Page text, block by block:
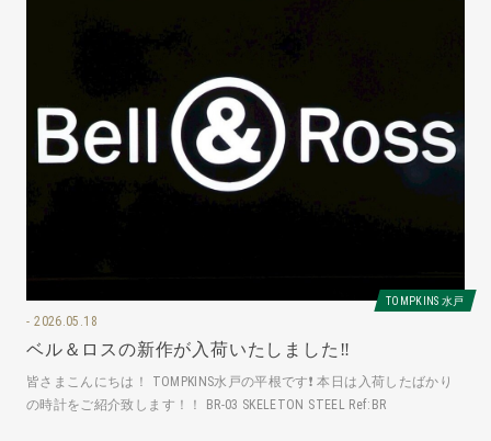
TOMPKINS 水戸
2026.05.18
ベル＆ロスの新作が入荷いたしました‼️
皆さまこんにちは！ TOMPKINS水戸の平根です❗️ 本日は入荷したばかり
の時計をご紹介致します！！ BR-03 SKELETON STEEL Ref:BR